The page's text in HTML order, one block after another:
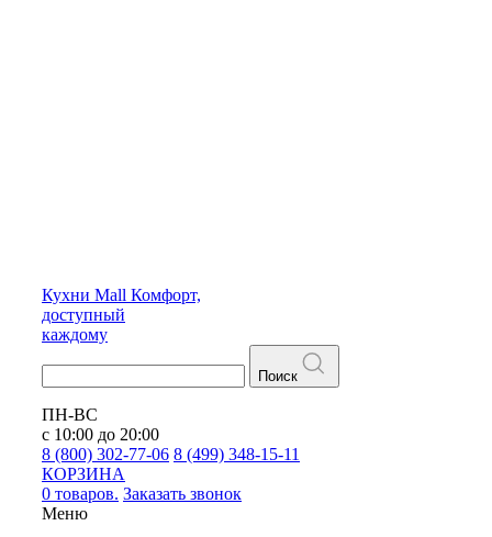
Кухни Mall Комфорт,
доступный
каждому
Поиск
ПН-ВС
с 10:00 до 20:00
8 (800) 302-77-06 8 (499) 348-15-11
КОРЗИНА
0 товаров. Заказать звонок
Меню